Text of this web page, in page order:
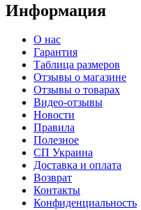
Информация
О нас
Гарантия
Таблица размеров
Отзывы о магазине
Отзывы о товарах
Видео-отзывы
Новости
Правила
Полезное
СП Украина
Доставка и оплата
Возврат
Контакты
Конфиденциальность